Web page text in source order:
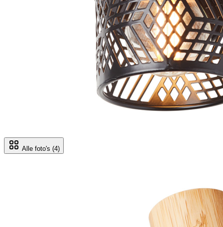
Alle foto's (4)